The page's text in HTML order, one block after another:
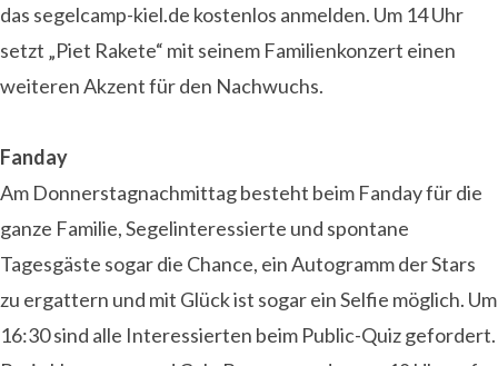
das segelcamp-kiel.de kostenlos anmelden. Um 14 Uhr
setzt „Piet Rakete“ mit seinem Familienkonzert einen
weiteren Akzent für den Nachwuchs.
Fanday
Am Donnerstagnachmittag besteht beim Fanday für die
ganze Familie, Segelinteressierte und spontane
Tagesgäste sogar die Chance, ein Autogramm der Stars
zu ergattern und mit Glück ist sogar ein Selfie möglich. Um
16:30 sind alle Interessierten beim Public-Quiz gefordert.